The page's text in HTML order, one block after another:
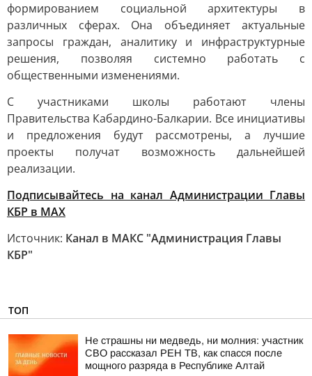
формированием социальной архитектуры в
различных сферах. Она объединяет актуальные
запросы граждан, аналитику и инфраструктурные
решения, позволяя системно работать с
общественными изменениями.
С участниками школы работают члены
Правительства Кабардино-Балкарии. Все инициативы
и предложения будут рассмотрены, а лучшие
проекты получат возможность дальнейшей
реализации.
Подписывайтесь на канал Администрации Главы
КБР в МАХ
Источник: Канал в МАКС "Администрация Главы
КБР"
ТОП
Не страшны ни медведь, ни молния: участник
СВО рассказал РЕН ТВ, как спасся после
мощного разряда в Республике Алтай